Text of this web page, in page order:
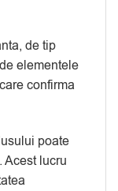
de tip
elementele
confirma
poate
Acest lucru